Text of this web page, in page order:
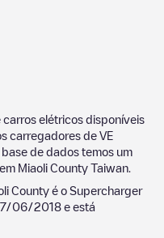
elétricos disponíveis
carregadores de VE
de dados temos um
Miaoli County Taiwan
County é o Supercharger
06/2018 e está